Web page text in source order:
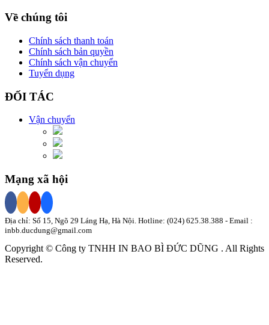
Về chúng tôi
Chính sách thanh toán
Chính sách bản quyền
Chính sách vận chuyển
Tuyển dụng
ĐỐI TÁC
Vận chuyển
Mạng xã hội
Địa chỉ: Số 15, Ngõ 29 Láng Hạ, Hà Nội. Hotline: (024) 625.38.388 - Email :
inbb.ducdung@gmail.com
Copyright © Công ty TNHH IN BAO BÌ ĐỨC DŨNG . All Rights
Reserved.